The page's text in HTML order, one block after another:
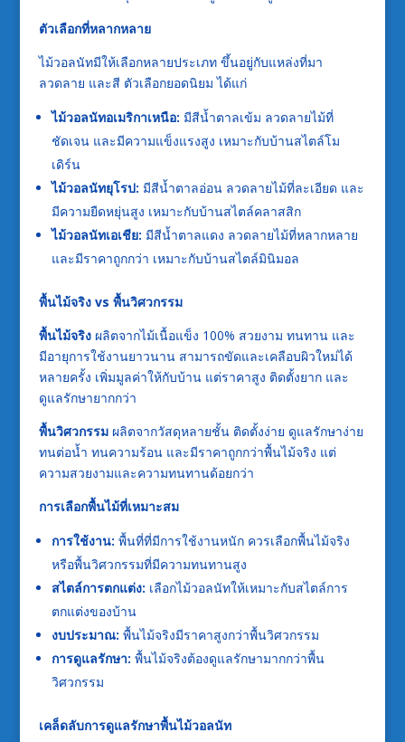
ตัวเลือกที่หลากหลาย
ไม้วอลนัทมีให้เลือกหลายประเภท ขึ้นอยู่กับแหล่งที่มา
ลวดลาย และสี ตัวเลือกยอดนิยม ได้แก่
ไม้วอลนัทอเมริกาเหนือ: มีสีน้ำตาลเข้ม ลวดลายไม้ที่
ชัดเจน และมีความแข็งแรงสูง เหมาะกับบ้านสไตล์โม
เดิร์น
ไม้วอลนัทยุโรป: มีสีน้ำตาลอ่อน ลวดลายไม้ที่ละเอียด และ
มีความยืดหยุ่นสูง เหมาะกับบ้านสไตล์คลาสสิก
ไม้วอลนัทเอเชีย: มีสีน้ำตาลแดง ลวดลายไม้ที่หลากหลาย
และมีราคาถูกกว่า เหมาะกับบ้านสไตล์มินิมอล
พื้นไม้จริง vs พื้นวิศวกรรม
พื้นไม้จริงผลิตจากไม้เนื้อแข็ง 100% สวยงาม ทนทาน และ
มีอายุการใช้งานยาวนาน สามารถขัดและเคลือบผิวใหม่ได้
หลายครั้ง เพิ่มมูลค่าให้กับบ้าน แต่ราคาสูง ติดตั้งยาก และ
ดูแลรักษายากกว่า
พื้นวิศวกรรมผลิตจากวัสดุหลายชั้น ติดตั้งง่าย ดูแลรักษาง่าย
ทนต่อน้ำ ทนความร้อน และมีราคาถูกกว่าพื้นไม้จริง แต่
ความสวยงามและความทนทานด้อยกว่า
การเลือกพื้นไม้ที่เหมาะสม
การใช้งาน: พื้นที่ที่มีการใช้งานหนัก ควรเลือกพื้นไม้จริง
หรือพื้นวิศวกรรมที่มีความทนทานสูง
สไตล์การตกแต่ง: เลือกไม้วอลนัทให้เหมาะกับสไตล์การ
ตกแต่งของบ้าน
งบประมาณ: พื้นไม้จริงมีราคาสูงกว่าพื้นวิศวกรรม
การดูแลรักษา: พื้นไม้จริงต้องดูแลรักษามากกว่าพื้น
วิศวกรรม
เคล็ดลับการดูแลรักษาพื้นไม้วอลนัท